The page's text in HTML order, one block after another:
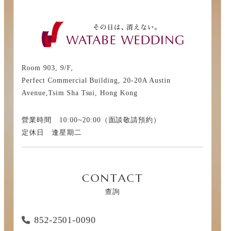
Room 903, 9/F,
Perfect Commercial Building, 20-20A Austin
Avenue,Tsim Sha Tsui, Hong Kong
營業時間 10:00~20:00（面談敬請預約）
定休日 逢星期二
CONTACT
查詢
852-2501-0090